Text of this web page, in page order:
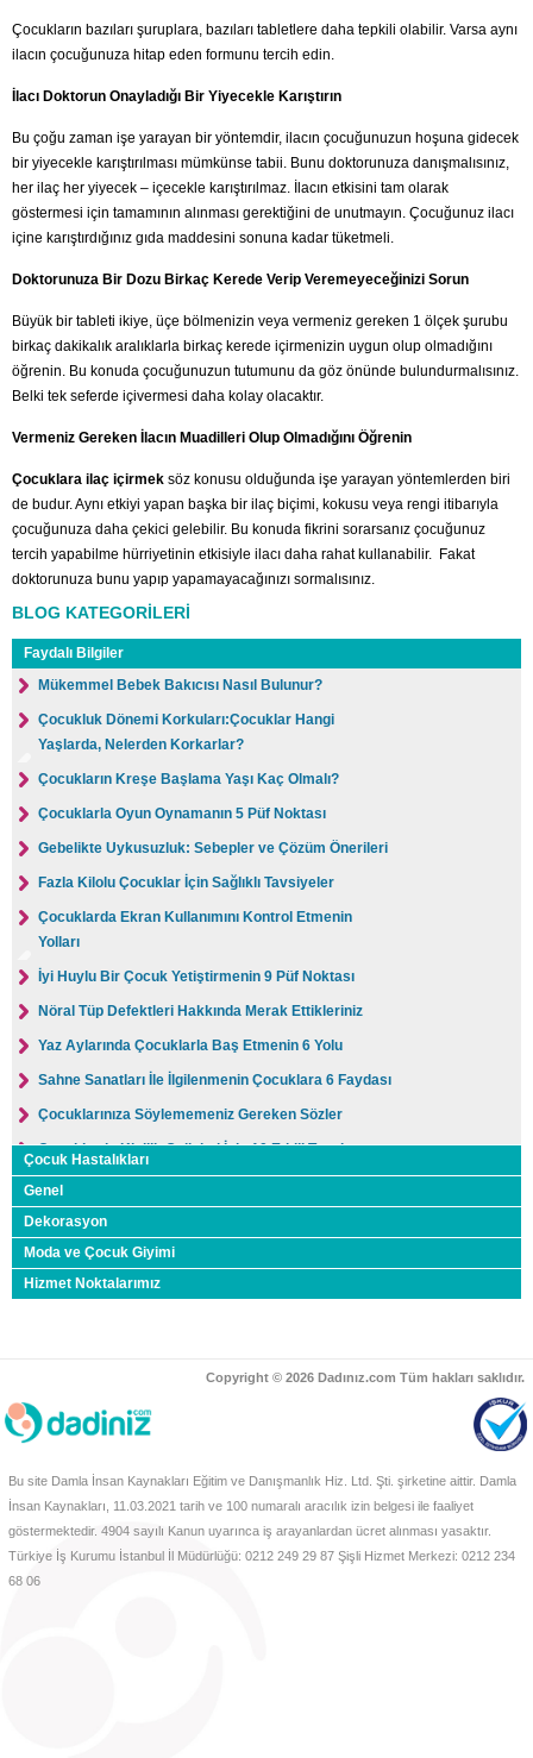
Çocukların bazıları şuruplara, bazıları tabletlere daha tepkili olabilir. Varsa aynı
ilacın çocuğunuza hitap eden formunu tercih edin.
İlacı Doktorun Onayladığı Bir Yiyecekle Karıştırın
Bu çoğu zaman işe yarayan bir yöntemdir, ilacın çocuğunuzun hoşuna gidecek
bir yiyecekle karıştırılması mümkünse tabii. Bunu doktorunuza danışmalısınız,
her ilaç her yiyecek – içecekle karıştırılmaz. İlacın etkisini tam olarak
göstermesi için tamamının alınması gerektiğini de unutmayın. Çocuğunuz ilacı
içine karıştırdığınız gıda maddesini sonuna kadar tüketmeli.
Doktorunuza Bir Dozu Birkaç Kerede Verip Veremeyeceğinizi Sorun
Büyük bir tableti ikiye, üçe bölmenizin veya vermeniz gereken 1 ölçek şurubu
birkaç dakikalık aralıklarla birkaç kerede içirmenizin uygun olup olmadığını
öğrenin. Bu konuda çocuğunuzun tutumunu da göz önünde bulundurmalısınız.
Belki tek seferde içivermesi daha kolay olacaktır.
Vermeniz Gereken İlacın Muadilleri Olup Olmadığını Öğrenin
Çocuklara ilaç içirmek söz konusu olduğunda işe yarayan yöntemlerden biri
de budur. Aynı etkiyi yapan başka bir ilaç biçimi, kokusu veya rengi itibarıyla
çocuğunuza daha çekici gelebilir. Bu konuda fikrini sorarsanız çocuğunuz
tercih yapabilme hürriyetinin etkisiyle ilacı daha rahat kullanabilir. Fakat
doktorunuza bunu yapıp yapamayacağınızı sormalısınız.
BLOG KATEGORİLERİ
Faydalı Bilgiler
Mükemmel Bebek Bakıcısı Nasıl Bulunur?
Çocukluk Dönemi Korkuları:Çocuklar Hangi
Yaşlarda, Nelerden Korkarlar?
Çocukların Kreşe Başlama Yaşı Kaç Olmalı?
Çocuklarla Oyun Oynamanın 5 Püf Noktası
Gebelikte Uykusuzluk: Sebepler ve Çözüm Önerileri
Fazla Kilolu Çocuklar İçin Sağlıklı Tavsiyeler
Çocuklarda Ekran Kullanımını Kontrol Etmenin
Yolları
İyi Huylu Bir Çocuk Yetiştirmenin 9 Püf Noktası
Nöral Tüp Defektleri Hakkında Merak Ettikleriniz
Yaz Aylarında Çocuklarla Baş Etmenin 6 Yolu
Sahne Sanatları İle İlgilenmenin Çocuklara 6 Faydası
Çocuklarınıza Söylememeniz Gereken Sözler
Çocuklarda Kişilik Gelişimi İçin 10 Etkili Tavsiye
9 Yaş Çocuklarının Gelişim Özellikleri
Yeni Anneler İçin 15 Bebek Bakımı Tavsiyesi
Çocukların Okul Başarısını Arttırmanın 8 Yolu
Bebeğin Doyduğunu Anlamanın 8 Yolu
Sanatın Çocuk Gelişimi Üzerindeki Etkileri
Kraliyet Dadısı Olabilmek İçin Sahip Olunması
Çocukları Yaz Sıcaklarından Korumanın Yolları
Çocuklarda Doktor Korkusu Nasıl Önlenir?
Çocuk Hastalıkları
Genel
Dekorasyon
Moda ve Çocuk Giyimi
Hizmet Noktalarımız
Copyright © 2026 Dadınız.com Tüm hakları saklıdır.
Bu site Damla İnsan Kaynakları Eğitim ve Danışmanlık Hiz. Ltd. Şti. şirketine aittir. Damla
İnsan Kaynakları, 11.03.2021 tarih ve 100 numaralı aracılık izin belgesi ile faaliyet
göstermektedir. 4904 sayılı Kanun uyarınca iş arayanlardan ücret alınması yasaktır.
Türkiye İş Kurumu İstanbul İl Müdürlüğü: 0212 249 29 87 Şişli Hizmet Merkezi: 0212 234
68 06